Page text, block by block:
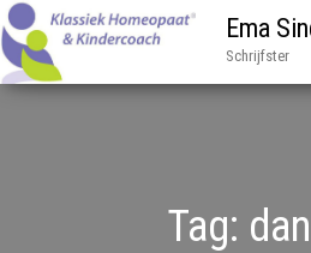
Ema
Schrijfster
Tag: